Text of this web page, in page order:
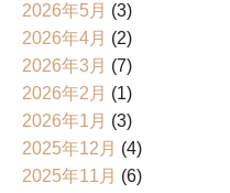
2026年5月 (3)
2026年4月 (2)
2026年3月 (7)
2026年2月 (1)
2026年1月 (3)
2025年12月 (4)
2025年11月 (6)